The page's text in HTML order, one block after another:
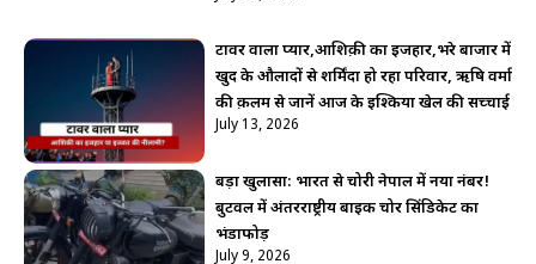
टावर वाला प्यार,आशिक़ी का इजहार,भरे बाजार में
खुद के औलादों से शर्मिंदा हो रहा परिवार, ऋषि वर्मा
की क़लम से जानें आज के इश्किया खेल की सच्चाई
July 13, 2026
बड़ा खुलासा: भारत से चोरी नेपाल में नया नंबर!
बुटवल में अंतरराष्ट्रीय बाइक चोर सिंडिकेट का
भंडाफोड़
July 9, 2026